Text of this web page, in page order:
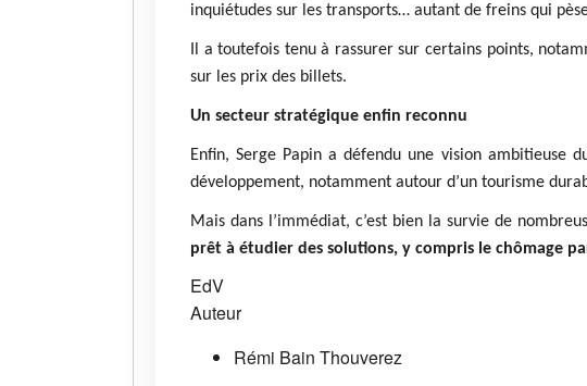
inquiétudes sur les transports… autant de freins qui
Il a toutefois tenu à rassurer sur certains points,
sur les prix des billets.
Un secteur stratégique enfin reconnu
Enfin, Serge Papin a défendu une vision ambitieuse
développement, notamment autour d’un tourisme
Mais dans l’immédiat, c’est bien la survie de
prêt à étudier des solutions, y compris le chômage
EdV
Auteur
Rémi Bain Thouverez